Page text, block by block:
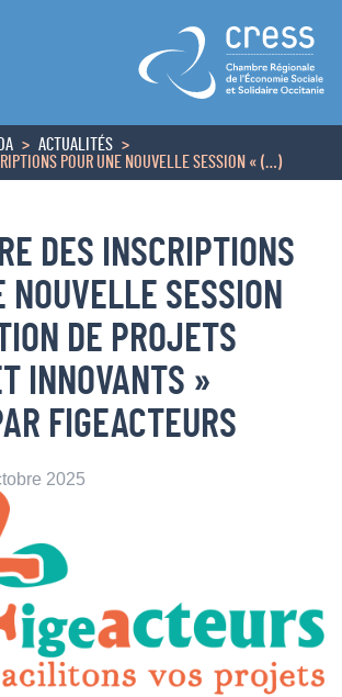
ACTUALITÉS
POUR UNE NOUVELLE SESSION « (…)
DES INSCRIPTIONS
NOUVELLE SESSION
DE PROJETS
INNOVANTS »
FIGEACTEURS
2025